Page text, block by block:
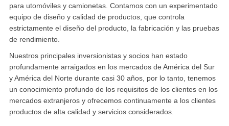
para utomóviles y camionetas. Contamos con un experimentado
equipo de diseño y calidad de productos, que controla
estrictamente el diseño del producto, la fabricación y las pruebas
de rendimiento.
Nuestros principales inversionistas y socios han estado
profundamente arraigados en los mercados de América del Sur
y América del Norte durante casi 30 años, por lo tanto, tenemos
un conocimiento profundo de los requisitos de los clientes en los
mercados extranjeros y ofrecemos continuamente a los clientes
productos de alta calidad y servicios considerados.